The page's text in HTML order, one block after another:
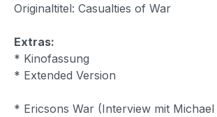
Originaltitel: Casualties of War
Extras:
* Kinofassung
* Extended Version
* Ericsons War (Interview mit Michael